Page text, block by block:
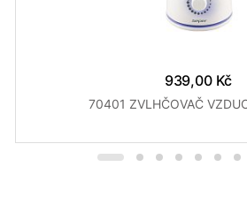
939,00 Kč
70401 ZVLHČOVAČ